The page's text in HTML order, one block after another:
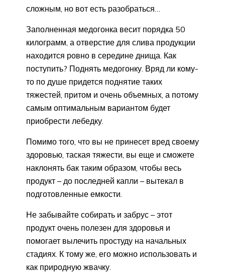
сложным, но вот есть разобраться…
Заполненная медогонка весит порядка 50
килограмм, а отверстие для слива продукции
находится ровно в середине днища. Как
поступить? Поднять медогонку. Вряд ли кому-
то по душе придется поднятие таких
тяжестей, притом и очень объемных, а потому
самым оптимальным вариантом будет
приобрести лебедку.
Помимо того, что вы не принесет вред своему
здоровью, таская тяжести, вы еще и сможете
наклонять бак таким образом, чтобы весь
продукт – до последней капли – вытекал в
подготовленные емкости.
Не забывайте собирать и забрус – этот
продукт очень полезен для здоровья и
помогает вылечить простуду на начальных
стадиях. К тому же, его можно использовать и
как природную жвачку.